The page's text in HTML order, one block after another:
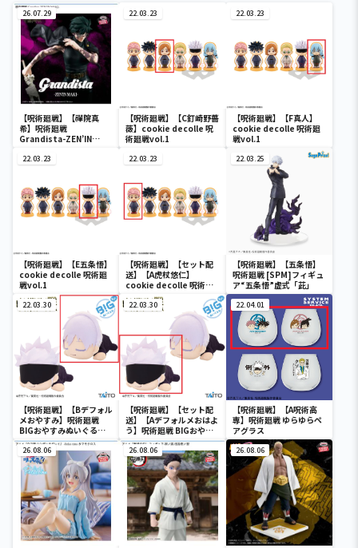
26.07.29
【呪術廻戦】【禪院真
希】呪術廻戦
Grandista-ZEN’IN
22.03.23
【呪術廻戦】【C釘崎野薔
薇】cookie decolle 呪
術廻戦vol.1
22.03.23
【呪術廻戦】【F真人】
cookie decolle 呪術廻
戦vol.1
22.03.23
【呪術廻戦】【E五条悟】
cookie decolle 呪術廻
戦vol.1
22.03.23
【呪術廻戦】【セット配
送】【A虎杖悠仁】
cookie decolle 呪術廻
22.03.25
【呪術廻戦】【五条悟】
呪術廻戦 [SPM]フィギュ
ア“五条悟”虚式「茈」
22.03.30
【呪術廻戦】【Bデフォル
メおやすみ】呪術廻戦
BIGおやすみぬいぐるみ
五条悟
22.03.30
【呪術廻戦】【セット配
送】【Aデフォルメおはよ
う】呪術廻戦 BIGおやす
みぬいぐるみ 五条悟
22.04.01
【呪術廻戦】【A呪術高
専】呪術廻戦 ゆらゆらペ
アグラス
26.08.06 26.08.06 26.08.06